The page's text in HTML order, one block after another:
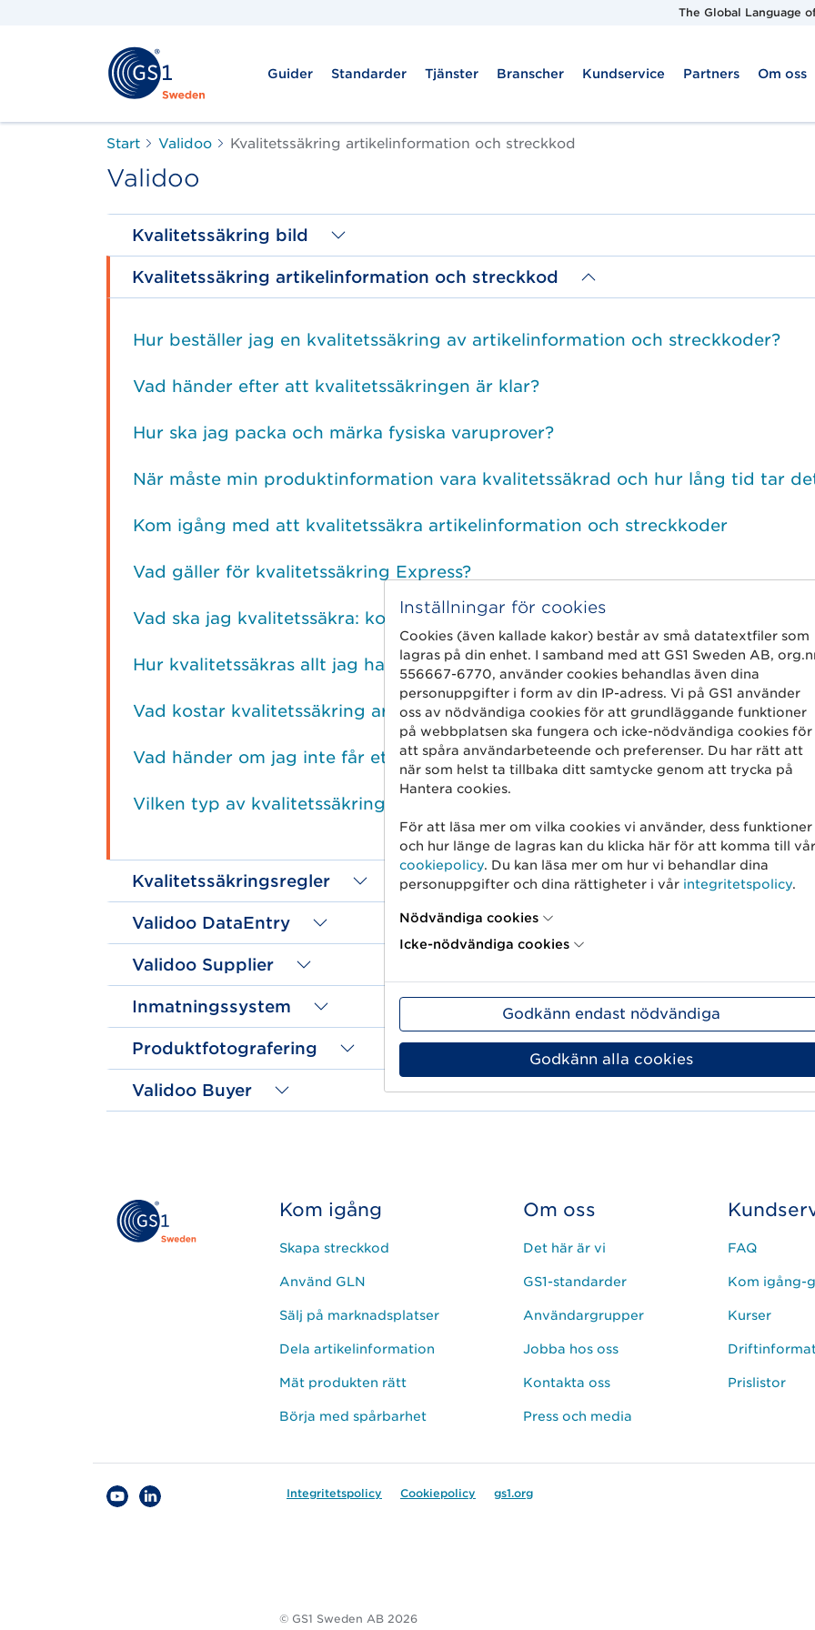
The Global Language
Guider Standarder Tjänster Branscher Kundservice Partners Om oss
Start Validoo Kvalitetssäkring artikelinformation och streckkod
Validoo
Kvalitetssäkring bild
Kvalitetssäkring artikelinformation och streckkod
Hur beställer jag en kvalitetssäkring av artikelinformation och streckkoder?
Vad händer efter att kvalitetssäkringen är klar?
Hur ska jag packa och märka fysiska varuprover?
När måste min produktinformation vara kvalitetssäkrad och hur lång tid tar
Kom igång med att kvalitetssäkra artikelinformation och streckkoder
Vad gäller för kvalitetssäkring Express?
Vad ska jag kvalitetssäkra: konsumentförpackning, kartong, pall etc?
Hur kvalitetssäkras allt jag har fyllt i?
Vad kostar kvalitetssäkring artikelinformation?
Vad händer om jag inte får ett godkänt resultat i kvalitetssäkringen?
Vilken typ av kvalitetssäkring ska jag välja?
Kvalitetssäkringsregler
Validoo DataEntry
Validoo Supplier
Inmatningssystem
Produktfotografering
Validoo Buyer
Kom igång
Skapa streckkod
Använd GLN
Sälj på marknadsplatser
Dela artikelinformation
Mät produkten rätt
Börja med spårbarhet
Om oss
Det här är vi
GS1-standarder
Användargrupper
Jobba hos oss
Kontakta oss
Press och media
FAQ
Kom igång-
Kurser
Prislistor
Integritetspolicy Cookiepolicy gs1.org
© GS1 Sweden AB 2026
Inställningar för cookies
Cookies (även kallade kakor) består av små datatextfiler som
lagras på din enhet. I samband med att GS1 Sweden AB,
556667-6770, använder cookies behandlas även dina
personuppgifter i form av din IP-adress. Vi på GS1 använder
oss av nödvändiga cookies för att grundläggande funktioner
på webbplatsen ska fungera och icke-nödvändiga cookies för
att spåra användarbeteende och preferenser. Du har rätt att
när som helst ta tillbaka ditt samtycke genom att trycka på
Hantera cookies.
För att läsa mer om vilka cookies vi använder, dess funktioner
och hur länge de lagras kan du klicka här för att komma till vår
cookiepolicy. Du kan läsa mer om hur vi behandlar dina
personuppgifter och dina rättigheter i vår integritetspolicy.
Nödvändiga cookies
Icke-nödvändiga cookies
Godkänn endast nödvändiga
Godkänn alla cookies